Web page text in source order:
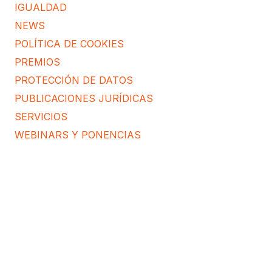
IGUALDAD
NEWS
POLÍTICA DE COOKIES
PREMIOS
PROTECCIÓN DE DATOS
PUBLICACIONES JURÍDICAS
SERVICIOS
WEBINARS Y PONENCIAS